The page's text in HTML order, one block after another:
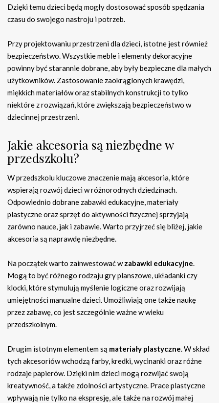
Dzięki temu dzieci będą mogły dostosować sposób spędzania
czasu do swojego nastroju i potrzeb.
Przy projektowaniu przestrzeni dla dzieci, istotne jest również
bezpieczeństwo. Wszystkie meble i elementy dekoracyjne
powinny być starannie dobrane, aby były bezpieczne dla małych
użytkowników. Zastosowanie zaokrąglonych krawędzi,
miękkich materiałów oraz stabilnych konstrukcji to tylko
niektóre z rozwiązań, które zwiększają bezpieczeństwo w
dziecinnej przestrzeni.
Jakie akcesoria są niezbędne w
przedszkolu?
W przedszkolu kluczowe znaczenie mają akcesoria, które
wspierają rozwój dzieci w różnorodnych dziedzinach.
Odpowiednio dobrane zabawki edukacyjne, materiały
plastyczne oraz sprzęt do aktywności fizycznej sprzyjają
zarówno nauce, jak i zabawie. Warto przyjrzeć się bliżej, jakie
akcesoria są naprawdę niezbędne.
Na początek warto zainwestować wzabawki edukacyjne.
Mogą to być różnego rodzaju gry planszowe, układanki czy
klocki, które stymulują myślenie logiczne oraz rozwijają
umiejętności manualne dzieci. Umożliwiają one także naukę
przez zabawę, co jest szczególnie ważne w wieku
przedszkolnym.
Drugim istotnym elementem są materiały plastyczne. W skład
tych akcesoriów wchodzą farby, kredki, wycinanki oraz różne
rodzaje papierów. Dzięki nim dzieci mogą rozwijać swoją
kreatywność, a także zdolności artystyczne. Prace plastyczne
wpływają nie tylko na ekspresję, ale także na rozwój małej